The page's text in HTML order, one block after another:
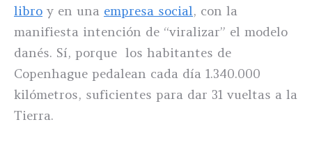
libro y en una empresa social, con la
manifiesta intención de “viralizar” el modelo
danés. Sí, porque los habitantes de
Copenhague pedalean cada día 1.340.000
kilómetros, suficientes para dar 31 vueltas a la
Tierra.